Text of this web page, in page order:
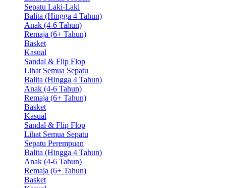
Sepatu Laki-Laki
Balita (Hingga 4 Tahun)
Anak (4-6 Tahun)
Remaja (6+ Tahun)
Basket
Kasual
Sandal & Flip Flop
Lihat Semua Sepatu
Balita (Hingga 4 Tahun)
Anak (4-6 Tahun)
Remaja (6+ Tahun)
Basket
Kasual
Sandal & Flip Flop
Lihat Semua Sepatu
Sepatu Perempuan
Balita (Hingga 4 Tahun)
Anak (4-6 Tahun)
Remaja (6+ Tahun)
Basket